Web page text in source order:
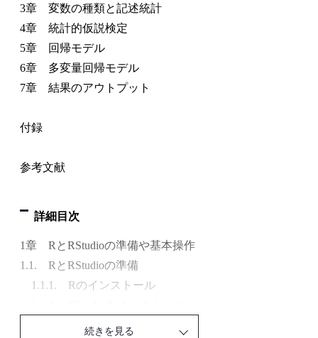
3章 変数の種類と記述統計
4章 統計的仮説検定
5章 回帰モデル
6章 多変量回帰モデル
7章 結果のアウトプット
付録
参考文献
詳細目次
1章 RとRStudioの準備や基本操作
1.1. RとRStudioの準備
1.1.1. Rのインストール
1.2. RStudioの基本的な操作方法
続きを見る